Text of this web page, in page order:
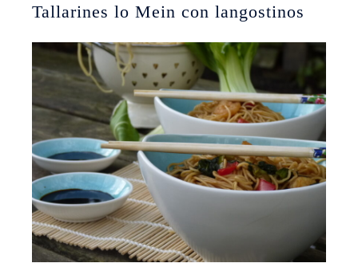
Tallarines lo Mein con langostinos